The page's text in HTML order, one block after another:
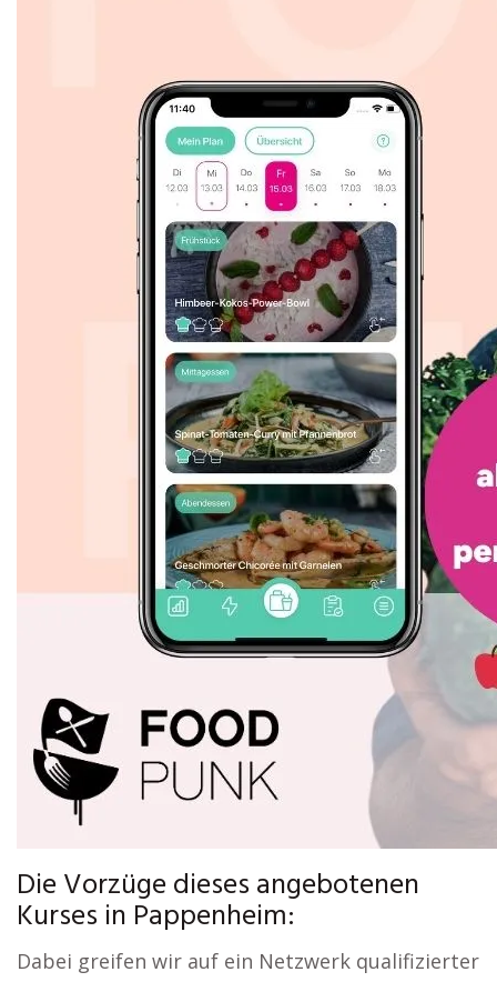
Die Vorzüge dieses angebotenen
Kurses in Pappenheim:
Dabei greifen wir auf ein Netzwerk qualifizierter